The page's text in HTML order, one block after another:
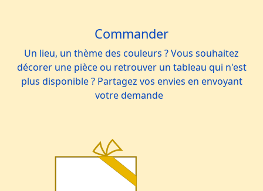
Commander
Un lieu, un thème des couleurs ? Vous souhaitez
décorer une pièce ou retrouver un tableau qui n'est
plus disponible ? Partagez vos envies en envoyant
votre demande